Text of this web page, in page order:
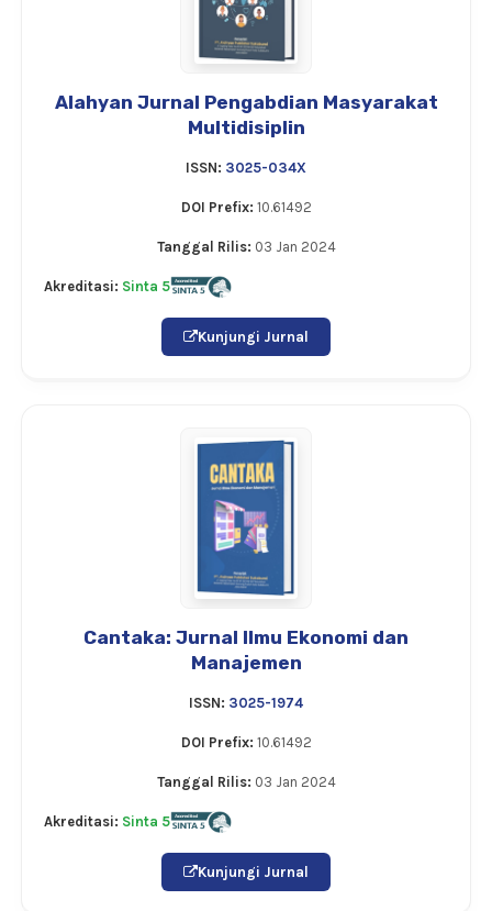
Alahyan Jurnal Pengabdian Masyarakat
Multidisiplin
ISSN: 3025-034X
DOI Prefix: 10.61492
Tanggal Rilis: 03 Jan 2024
Akreditasi: Sinta 5
Kunjungi Jurnal
Cantaka: Jurnal Ilmu Ekonomi dan
Manajemen
ISSN: 3025-1974
DOI Prefix: 10.61492
Tanggal Rilis: 03 Jan 2024
Akreditasi: Sinta 5
Kunjungi Jurnal